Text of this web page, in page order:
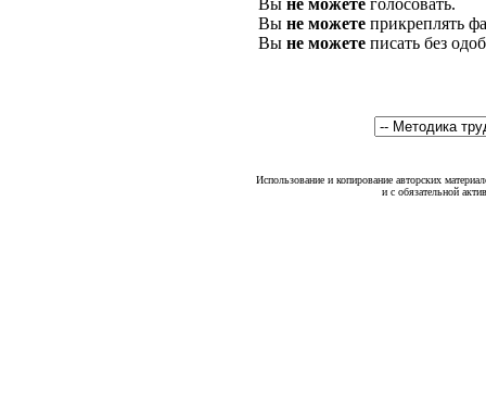
Вы не можете прикреплять
Вы не можете писать без
Использование и копирование авторских
и с обязательной